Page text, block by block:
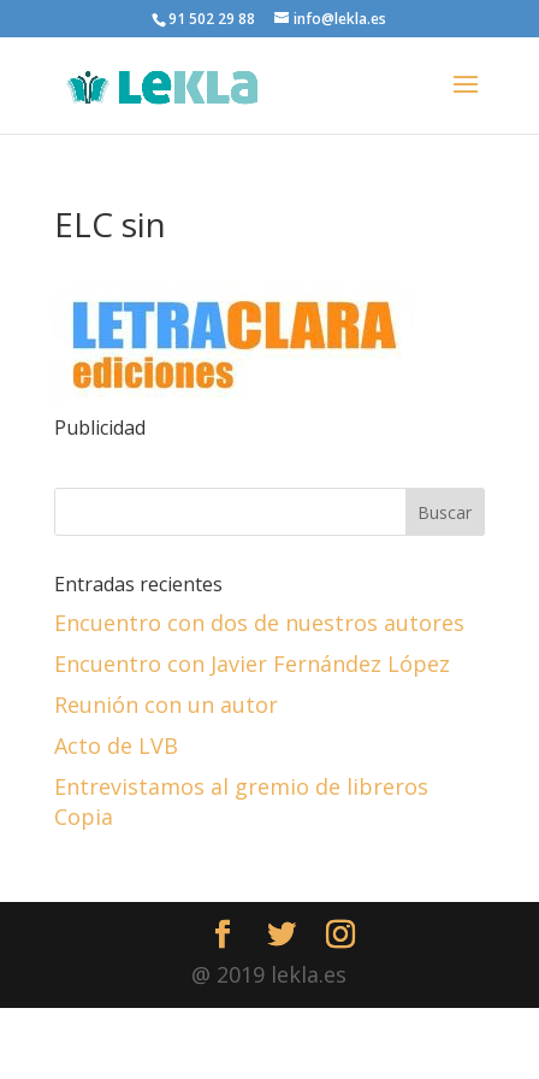
91 502 29 88 info@lekla.es
ELC sin
Publicidad
Entradas recientes
Encuentro con dos de nuestros autores
Encuentro con Javier Fernández López
Reunión con un autor
Acto de LVB
Entrevistamos al gremio de libreros
Copia
@ 2019 lekla.es